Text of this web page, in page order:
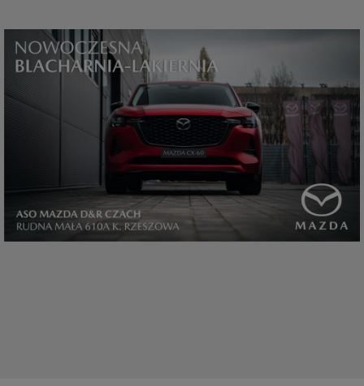
Szczegółową informację na temat plików cookie i ich funkcjonowania
znajdziesz pod tym linkiem
o tym jak zmienić ustawienia przeglądarki, aby ograniczyć lub wyłączyć
funkcjonowanie plików cookies itp. oraz jak usunąć takie pliki z Twojego
Twoje uprawnienia
Przysługują Ci następujące uprawnienia wobec Twoich danych i ich
przetwarzania przez nas, inne podmioty z Grupy SAGIER i Zaufanych
1. Jeśli udzieliłeś zgody na przetwarzanie danych możesz ją w każdej
chwili wycofać (cofnięcie zgody oczywiście nie uchyli zgodności z prawem
przetwarzania już dokonanego na jej podstawie);
2. Masz również prawo żądania dostępu do Twoich danych osobowych, ich
sprostowania, usunięcia lub ograniczenia przetwarzania, prawo do
przeniesienia danych, wyrażenia sprzeciwu wobec przetwarzania danych
oraz prawo do wniesienia skargi do organu nadzorczego, którym w Polsce